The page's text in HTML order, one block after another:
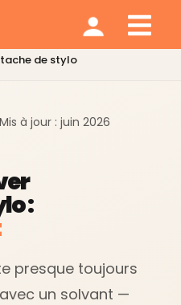
tache de stylo
Mis à jour : juin 2026
:
presque toujours
un solvant —